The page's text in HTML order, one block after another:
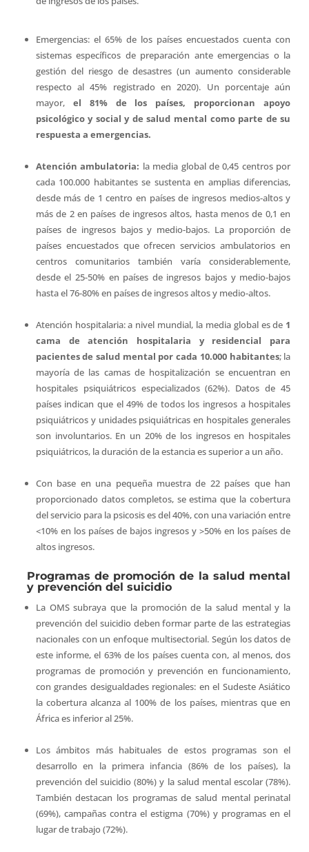
Emergencias: el 65% de los países encuestados cuenta con
sistemas específicos de preparación ante emergencias o la
gestión del riesgo de desastres (un aumento considerable
respecto al 45% registrado en 2020). Un porcentaje aún
mayor, el 81% de los países, proporcionan apoyo
psicológico y social y de salud mental como parte de su
respuesta a emergencias.
Atención ambulatoria: la media global de 0,45 centros por
cada 100.000 habitantes se sustenta en amplias diferencias,
desde más de 1 centro en países de ingresos medios-altos y
más de 2 en países de ingresos altos, hasta menos de 0,1 en
países de ingresos bajos y medio-bajos. La proporción de
países encuestados que ofrecen servicios ambulatorios en
centros comunitarios también varía considerablemente,
desde el 25-50% en países de ingresos bajos y medio-bajos
hasta el 76-80% en países de ingresos altos y medio-altos.
Atención hospitalaria: a nivel mundial, la media global es de 1
cama de atención hospitalaria y residencial para
pacientes de salud mental por cada 10.000 habitantes; la
mayoría de las camas de hospitalización se encuentran en
hospitales psiquiátricos especializados (62%). Datos de 45
países indican que el 49% de todos los ingresos a hospitales
psiquiátricos y unidades psiquiátricas en hospitales generales
son involuntarios. En un 20% de los ingresos en hospitales
psiquiátricos, la duración de la estancia es superior a un año.
Con base en una pequeña muestra de 22 países que han
proporcionado datos completos, se estima que la cobertura
del servicio para la psicosis es del 40%, con una variación entre
<10% en los países de bajos ingresos y >50% en los países de
altos ingresos.
Programas de promoción de la salud mental
y prevención del suicidio
La OMS subraya que la promoción de la salud mental y la
prevención del suicidio deben formar parte de las estrategias
nacionales con un enfoque multisectorial. Según los datos de
este informe, el 63% de los países cuenta con, al menos, dos
programas de promoción y prevención en funcionamiento,
con grandes desigualdades regionales: en el Sudeste Asiático
la cobertura alcanza al 100% de los países, mientras que en
África es inferior al 25%.
Los ámbitos más habituales de estos programas son el
desarrollo en la primera infancia (86% de los países), la
prevención del suicidio (80%) y la salud mental escolar (78%).
También destacan los programas de salud mental perinatal
(69%), campañas contra el estigma (70%) y programas en el
lugar de trabajo (72%).